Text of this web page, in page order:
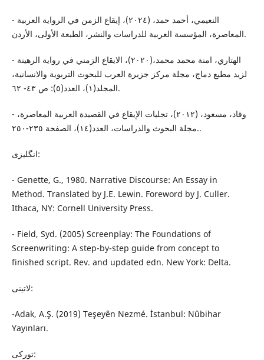
- النعيمي، أحمد حمد، (٢٠٢٤)، إيقاع الزمن في الرواية العربية
المعاصرة، المؤسسة العربية للدراسات والنشر، الطبعة الأولى، الأردن.
- الهتاري، امنة محمد محمد،(٢٠٢٠)، الایقاع الزمني في روایة الرهینة
لزید مطیع دماج، مجلة مرکز جزیرة العرب للبحوث التربویة والانسانیة،
المجلد(١)، العدد(٥): ص ٤٣- ٦٢.
- وقاد، مسعود، (٢٠١٢)، تجليات الإيقاع في القصيدة العربية المعاصرة،
مجلة البحوث والدراسات، العدد(١٤)، الصفحة ٢٣٥-٢٥٠..
انگلیزی:
- Genette, G., 1980. Narrative Discourse: An Essay in
Method. Translated by J.E. Lewin. Foreword by J. Culler.
Ithaca, NY: Cornell University Press.
- Field, Syd. (2005) Screenplay: The Foundations of
Screenwriting: A step-by-step guide from concept to
finished script. Rev. and updated edn. New York: Delta.
لاتینی:
-Adak, A.Ş. (2019) Teşeyên Nezmé. İstanbul: Nûbihar
Yayınları.
تورکی: